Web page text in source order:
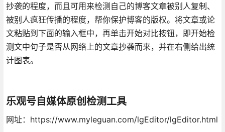
抄袭的程度，而且可用来检测自己的博客文章被别人复制、
被别人疯狂传播的程度，帮你保护博客的版权。将文章或论
文粘贴到下面的输入框中，再单击开始对比按钮，即开始检
测文中句子是否从网络上的文章抄袭而来，并在右侧给出统
计图表。
乐观号自媒体原创检测工具
网址：https://www.myleguan.com/lgEditor/lgEditor.html